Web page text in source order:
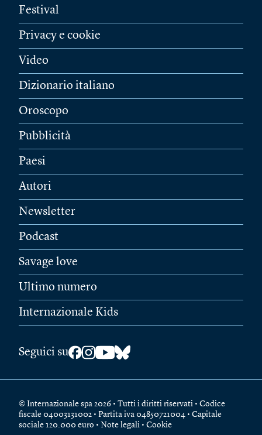
Festival
Privacy e cookie
Video
Dizionario italiano
Oroscopo
Pubblicità
Paesi
Autori
Newsletter
Podcast
Savage love
Ultimo numero
Internazionale Kids
Seguici su
© Internazionale spa 2026 • Tutti i diritti riservati • Codice
fiscale 04003131002 • Partita iva 04850721004 • Capitale
sociale 120.000 euro • Note legali • Cookie